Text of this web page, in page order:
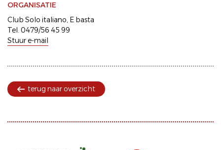
ORGANISATIE
Club Solo italiano, E basta
Tel. 0479/56 45 99
Stuur e-mail
terug naar overzicht